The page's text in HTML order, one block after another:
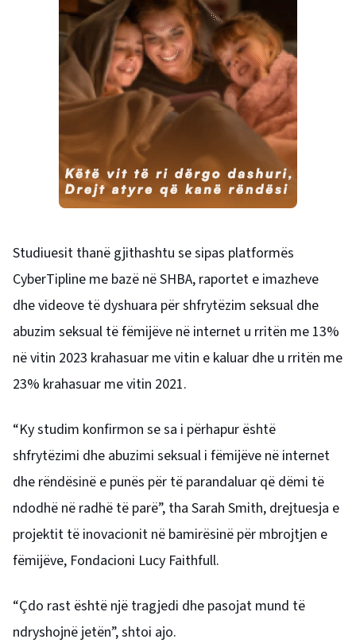
Studiuesit thanë gjithashtu se sipas platformës
CyberTipline me bazë në SHBA, raportet e imazheve
dhe videove të dyshuara për shfrytëzim seksual dhe
abuzim seksual të fëmijëve në internet u rritën me 13%
në vitin 2023 krahasuar me vitin e kaluar dhe u rritën me
23% krahasuar me vitin 2021.
“Ky studim konfirmon se sa i përhapur është
shfrytëzimi dhe abuzimi seksual i fëmijëve në internet
dhe rëndësinë e punës për të parandaluar që dëmi të
ndodhë në radhë të parë”, tha Sarah Smith, drejtuesja e
projektit të inovacionit në bamirësinë për mbrojtjen e
fëmijëve, Fondacioni Lucy Faithfull.
“Çdo rast është një tragjedi dhe pasojat mund të
ndryshojnë jetën”, shtoi ajo.